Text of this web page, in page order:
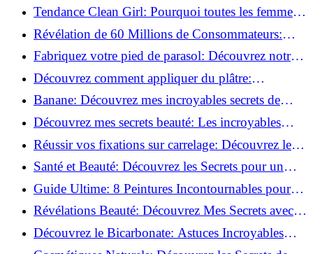
rapidement !
Tendance Clean Girl: Pourquoi toutes les femmes
l'adoptent?
Révélation de 60 Millions de Consommateurs:
Découvrez le meilleur fond de teint pour votre
peau!
Fabriquez votre pied de parasol: Découvrez notre
tutoriel facile !
Découvrez comment appliquer du plâtre:
Techniques pour un mur intérieur parfait!
Banane: Découvrez mes incroyables secrets de
beauté!
Découvrez mes secrets beauté: Les incroyables
vertus du curcuma!
Réussir vos fixations sur carrelage: Découvrez les
astuces infaillibles !
Santé et Beauté: Découvrez les Secrets pour un
Bien-être Optimal!
Guide Ultime: 8 Peintures Incontournables pour
Bois Extérieurs!
Révélations Beauté: Découvrez Mes Secrets avec le
Thé Vert Matcha!
Découvrez le Bicarbonate: Astuces Incroyables
pour Votre Quotidien!